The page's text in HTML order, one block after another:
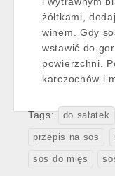
żółtkami,
winem. Gdy
wstawić do
powierzchni.
karczochów i
Tags: do sałatek
przepis na sos
sos do mięs